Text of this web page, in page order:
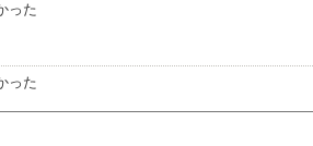
った
った